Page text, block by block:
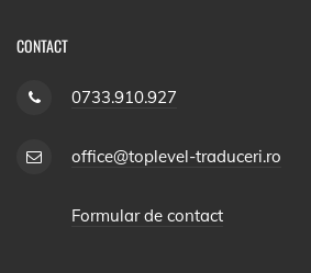
CONTACT
0733.910.927
office@toplevel-traduceri.ro
Formular de contact